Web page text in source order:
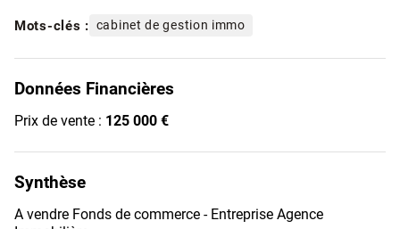
Mots-clés : cabinet de gestion immo
Données Financières
Prix de vente : 125 000 €
Synthèse
A vendre Fonds de commerce - Entreprise Agence